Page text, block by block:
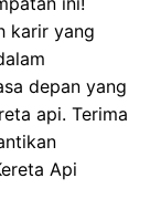
karir yang
depan yang
api. Terima
Api